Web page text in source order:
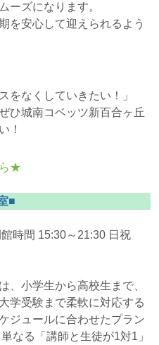
ーズになります。
を安心して迎えられるよう
をなくしていきたい！」
ひ城南コベッツ新百合ヶ丘
！
★
■
館時間 15:30～21:30 日祝
、小学生から高校生まで、
学受験まで柔軟に対応する
ジュールに合わせたプラン
なる「講師と生徒が1対1」